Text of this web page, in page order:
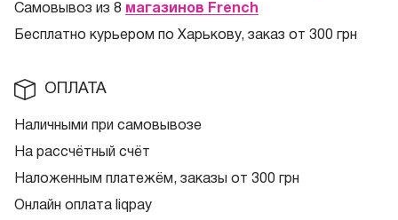
Самовывоз из 8 магазинов French
Бесплатно курьером по Харькову, заказ от 300 грн
ОПЛАТА
Наличными при самовывозе
На рассчётный счёт
Наложенным платежём, заказы от 300 грн
Онлайн оплата liqpay